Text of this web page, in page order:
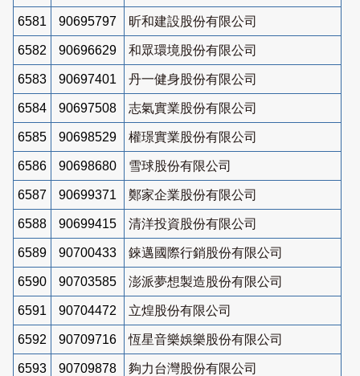
6581 90695797 昕和建設股份有限公司
6582 90696629 和眾環境股份有限公司
6583 90697401 丹一健身股份有限公司
6584 90697508 志氣實業股份有限公司
6585 90698529 權璟實業股份有限公司
6586 90698680 雪球股份有限公司
6587 90699371 鄭家企業股份有限公司
6588 90699415 清洋投資股份有限公司
6589 90700433 錸邁國際行銷股份有限公司
6590 90703585 澎派夢想製造股份有限公司
6591 90704472 立煌股份有限公司
6592 90709716 恆星音樂娛樂股份有限公司
6593 90709878 夠力台灣股份有限公司